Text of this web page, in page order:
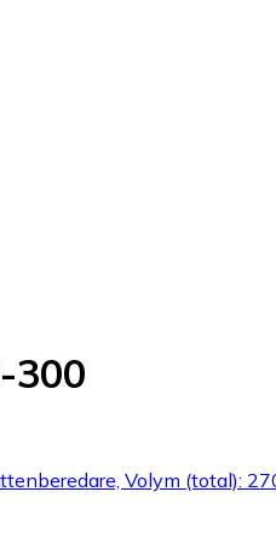
300
Volym (total):